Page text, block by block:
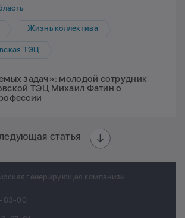
Жизнь коллектива
ТЭЦ
задач»: молодой сотрудник
ТЭЦ Михаил Фатин о
статья
генерирующая компания»
83-00